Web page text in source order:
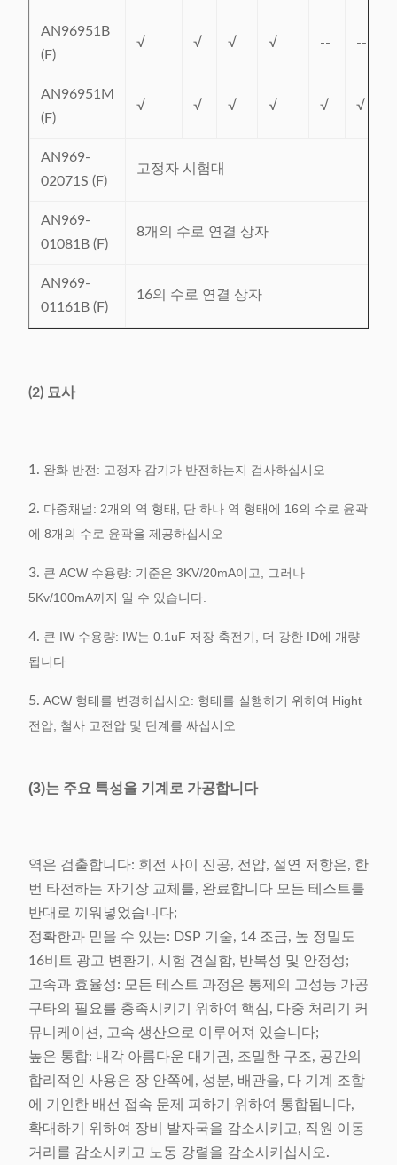
AN96951B
(F)
√ √ √ √ -- --
AN96951M
(F)
√ √ √ √ √ √
AN969-
02071S (F)
고정자 시험대
AN969-
01081B (F)
8개의 수로 연결 상자
AN969-
01161B (F)
16의 수로 연결 상자
(2) 묘사
1. 완화 반전: 고정자 감기가 반전하는지 검사하십시오
2. 다중채널: 2개의 역 형태, 단 하나 역 형태에 16의 수로 윤곽
에 8개의 수로 윤곽을 제공하십시오
3. 큰 ACW 수용량: 기준은 3KV/20mA이고, 그러나
5Kv/100mA까지 일 수 있습니다.
4. 큰 IW 수용량: IW는 0.1uF 저장 축전기, 더 강한 ID에 개량
됩니다
5. ACW 형태를 변경하십시오: 형태를 실행하기 위하여 Hight
전압, 철사 고전압 및 단계를 싸십시오
(3)는 주요 특성을 기계로 가공합니다
역은 검출합니다: 회전 사이 진공, 전압, 절연 저항은, 한
번 타전하는 자기장 교체를, 완료합니다 모든 테스트를
반대로 끼워넣었습니다;
정확한과 믿을 수 있는: DSP 기술, 14 조금, 높 정밀도
16비트 광고 변환기, 시험 견실함, 반복성 및 안정성;
고속과 효율성: 모든 테스트 과정은 통제의 고성능 가공
구타의 필요를 충족시키기 위하여 핵심, 다중 처리기 커
뮤니케이션, 고속 생산으로 이루어져 있습니다;
높은 통합: 내각 아름다운 대기권, 조밀한 구조, 공간의
합리적인 사용은 장 안쪽에, 성분, 배관을, 다 기계 조합
에 기인한 배선 접속 문제 피하기 위하여 통합됩니다,
확대하기 위하여 장비 발자국을 감소시키고, 직원 이동
거리를 감소시키고 노동 강렬을 감소시키십시오.